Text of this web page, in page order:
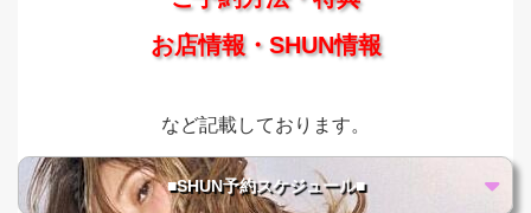
お店情報・SHUN情報
など記載しております。
■SHUN予約スケジュール■